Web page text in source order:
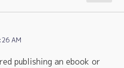
AM
publishing an ebook or